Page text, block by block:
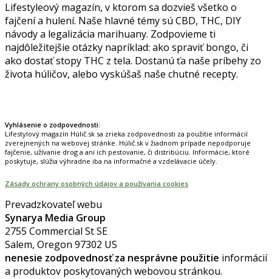
Lifestyleový magazín, v ktorom sa dozvieš všetko o
fajčení a hulení. Naše hlavné témy sú CBD, THC, DIY
návody a legalizácia marihuany. Zodpovieme ti
najdôležitejšie otázky napríklad: ako spraviť bongo, či
ako dostať stopy THC z tela. Dostanú ťa naše príbehy zo
života húličov, alebo vyskúšaš naše chutné recepty.
Vyhlásenie o zodpovednosti:
Lifestylový magazín Húlič.sk sa zrieka zodpovednosti za použitie informácií
zverejnených na webovej stránke. Húlič.sk v žiadnom prípade nepodporuje
fajčenie, užívanie drog a ani ich pestovanie, či distribúciu. Informácie, ktoré
poskytuje, slúžia výhradne iba na informačné a vzdelávacie účely.
Zásady ochrany osobných údajov a používania cookies
Prevadzkovateľ webu
Synarya Media Group
2755 Commercial St SE
Salem, Oregon 97302 US
nenesie zodpovednosť za nesprávne použitie informácií
a produktov poskytovaných webovou stránkou.